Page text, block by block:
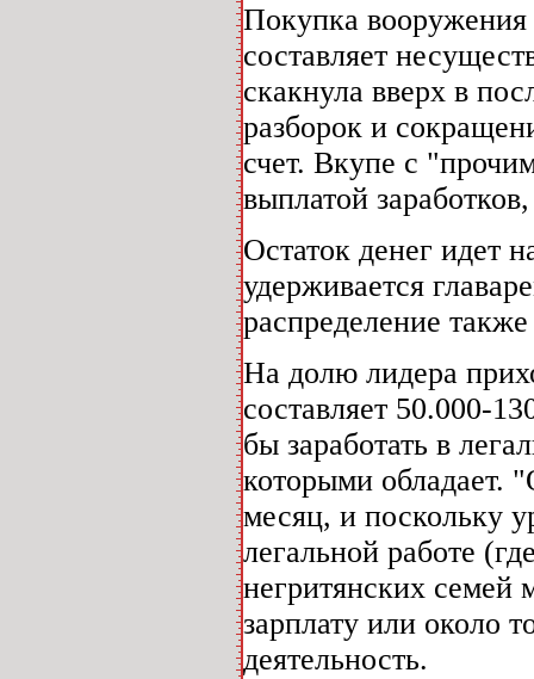
Покупка вооружения
составляет
скакнула вверх в
разборок и
счет. Вкупе с
выплатой
Остаток денег идет
удерживается
распределение
На долю лидера
составляет 50.000-
бы заработать в
которыми обладает.
месяц, и поскольку
легальной работе
негритянских семей
зарплату или около
деятельность.